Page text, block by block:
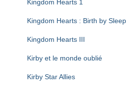
Kingdom Hearts 1
Kingdom Hearts : Birth by Sleep
Kingdom Hearts III
Kirby et le monde oublié
Kirby Star Allies